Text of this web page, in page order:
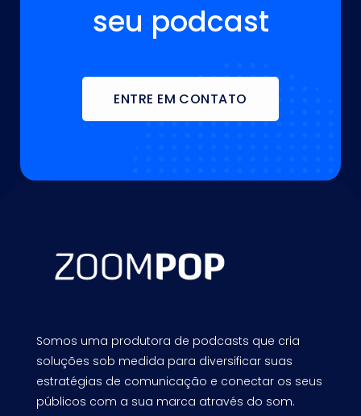
seu podcast
ENTRE EM CONTATO
Somos uma produtora de podcasts que cria
soluções sob medida para diversificar suas
estratégias de comunicação e conectar os seus
públicos com a sua marca através do som.